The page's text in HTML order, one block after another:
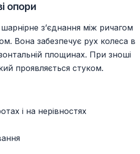
опори
з’єднання між ричагом
Вона забезпечує рух колеса в
площинах. При зноші
проявляється стуком.
і на нерівностях